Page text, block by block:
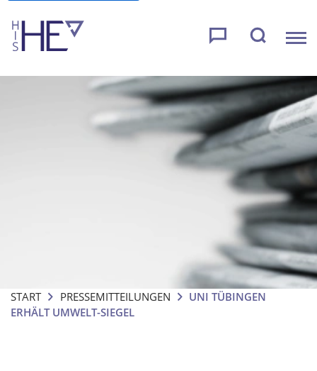
START PRESSEMITTEILUNGEN
UNI TÜBINGEN
ERHÄLT UMWELT-SIEGEL